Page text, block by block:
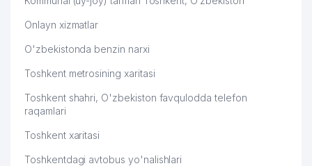
Onlayn xizmatlar
O'zbekistonda benzin narxi
Toshkent metrosining xaritasi
Toshkent shahri, O'zbekiston favqulodda telefon
raqamlari
Toshkent xaritasi
Toshkentdagi avtobus yo'nalishlari